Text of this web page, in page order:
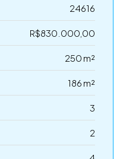
24616
R$830.000,00
250 m²
186 m²
3
2